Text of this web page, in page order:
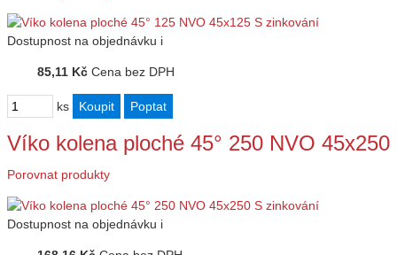
Dostupnost na objednávku i
85,11 Kč Cena bez DPH
ks
Víko kolena ploché 45° 250 NVO
Porovnat produkty
Dostupnost na objednávku i